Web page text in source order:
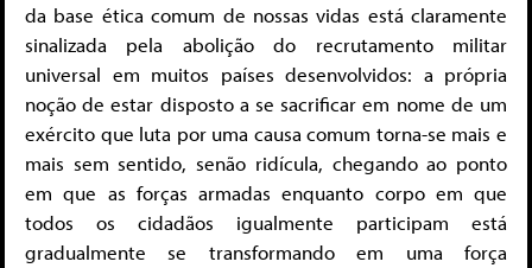
da base ética comum de nossas vidas está claramente
sinalizada pela abolição do recrutamento militar
universal em muitos países desenvolvidos: a própria
noção de estar disposto a se sacrificar em nome de um
exército que luta por uma causa comum torna-se mais e
mais sem sentido, senão ridícula, chegando ao ponto
em que as forças armadas enquanto corpo em que
todos os cidadãos igualmente participam está
gradualmente se transformando em uma força